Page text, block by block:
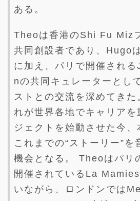
ある。
Theoは香港のShi Fu Miz
共同創設者であり、Hugo
に加え、パリで開催され
nの共同キュレーターとし
ストとの交流を深めてき
れが世界各地でキャリアを
ジェクトを始動させた今
これまでの“ストーリー”を
機会となる。 Theoはパリ
開催されているLa
いながら、ロンドンでは